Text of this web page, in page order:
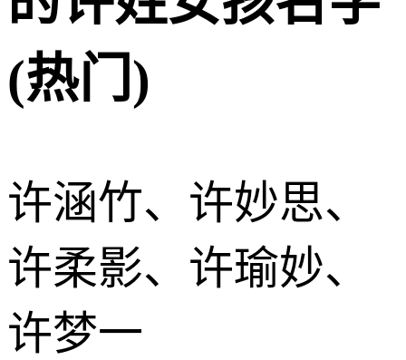
(热门)
许涵竹、许妙思、
许柔影、许瑜妙、
许梦一